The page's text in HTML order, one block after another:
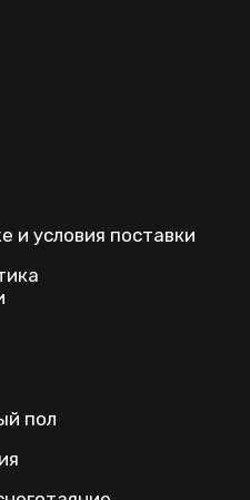
и условия поставки
пол